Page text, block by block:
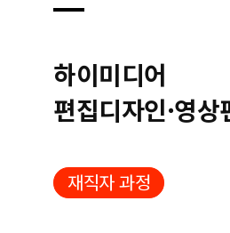
하이미디어
편집디자인·영
재직자 과정